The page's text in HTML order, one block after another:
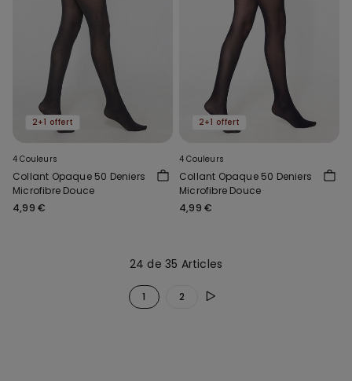
2+1 offert
4 Couleurs
Collant Opaque 50 Deniers
Microfibre Douce
4,99 €
2+1 offert
4 Couleurs
Collant Opaque 50 Deniers
Microfibre Douce
4,99 €
24 de 35 Articles
1 2